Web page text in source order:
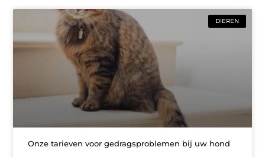
DIEREN
Onze tarieven voor gedragsproblemen bij uw hond